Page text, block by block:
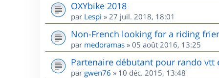
OXYbike 2018
par Lespi » 27 juil. 2018, 18:01
Non-French looking for a riding
par medoramas » 05 août 2016, 13:25
Partenaire débutant pour rando vtt
par gwen76 » 10 déc. 2015, 13:48